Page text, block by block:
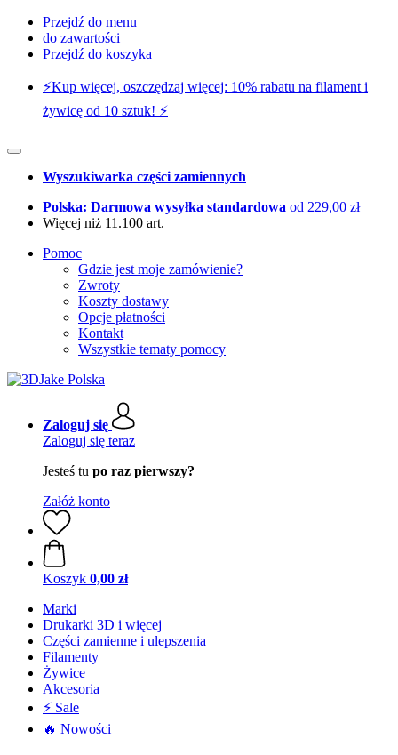
Przejdź do menu
do zawartości
Przejdź do koszyka
⚡️Kup więcej, oszczędzaj więcej: 10% rabatu na filament i
żywicę od 10 sztuk! ⚡️
Wyszukiwarka części zamiennych
Polska: Darmowa wysyłka standardowa od 229,00 zł
Więcej niż 11.100 art.
Pomoc
Gdzie jest moje zamówienie?
Zwroty
Koszty dostawy
Opcje płatności
Kontakt
Wszystkie tematy pomocy
Zaloguj się
Zaloguj się teraz
Jesteś tu po raz pierwszy?
Załóż konto
Koszyk 0,00 zł
Marki
Drukarki 3D i więcej
Części zamienne i ulepszenia
Filamenty
Żywice
Akcesoria
⚡ Sale
🔥 Nowości